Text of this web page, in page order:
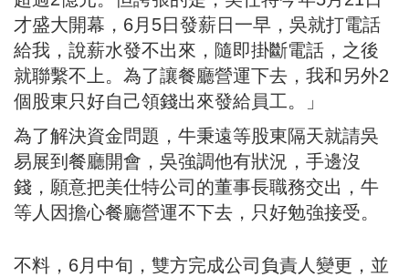
才盛大開幕，6月5日發薪日一早，吳就打電話
給我，說薪水發不出來，隨即掛斷電話，之後
就聯繫不上。為了讓餐廳營運下去，我和另外2
個股東只好自己領錢出來發給員工。」
為了解決資金問題，牛秉遠等股東隔天就請吳
易展到餐廳開會，吳強調他有狀況，手邊沒
錢，願意把美仕特公司的董事長職務交出，牛
等人因擔心餐廳營運不下去，只好勉強接受。
不料，6月中旬，雙方完成公司負責人變更，並